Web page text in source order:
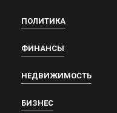
ПОЛИТИКА
ФИНАНСЫ
НЕДВИЖИМОСТЬ
БИЗНЕС